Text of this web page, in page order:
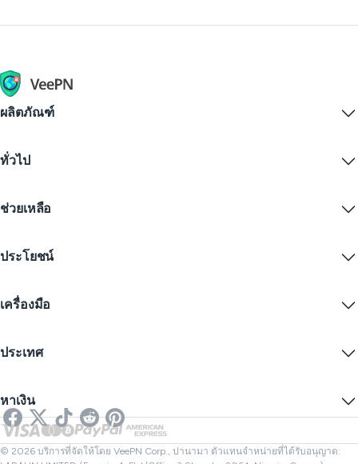
ผลิตภัณฑ์
VPN for macOS
iOS VPN
Firefox
VPN ฟรี
ทั่วไป
ดาวน์โหลด VPN
ราคา
ส่วนลดนักเรียน
บล็อก
ช่วยเหลือ
ติดต่อเรา
นโยบายความเป็นส่วนตัว
การตั้งค่าคุกกี้
ประโยชน์
ความเป็นส่วนตัวทางอินเทอร์เน็ต
IP ไม่ระบุตัวตน
VPN สำหรับการสตรีม
Netflix VPN
เครื่องมือ
ซ่อน IP ของคุณ
SMS ออนไลน์
ตรวจสอบลิงก์
ตรวจสอบไฟล์
ประเทศ
VPN ของสหราชอาณาจักร
VPN ของแคนาดา
VPN ของตุรกี
หาเงิน
พันธมิตร
© 2026 บริการที่จัดให้โดย VeePN Corp., ปานามา ตัวแทนจำหน่ายที่ได้รับอนุญาต: